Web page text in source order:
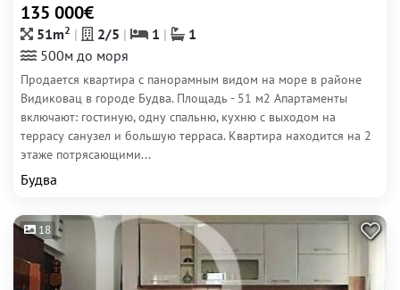
135 000€
51m2 2/5 1
1
500м до моря
Продается квартира с панорамным видом на море в районе
Видиковац в городе Будва. Площадь - 51 м2 Апартаменты
включают: гостиную, одну спальню, кухню с выходом на
террасу санузел и большую терраса. Квартира находится на 2
этаже потрясающими...
Будва
18